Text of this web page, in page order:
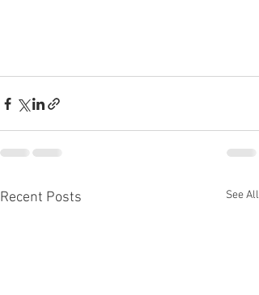
Recent Posts See All